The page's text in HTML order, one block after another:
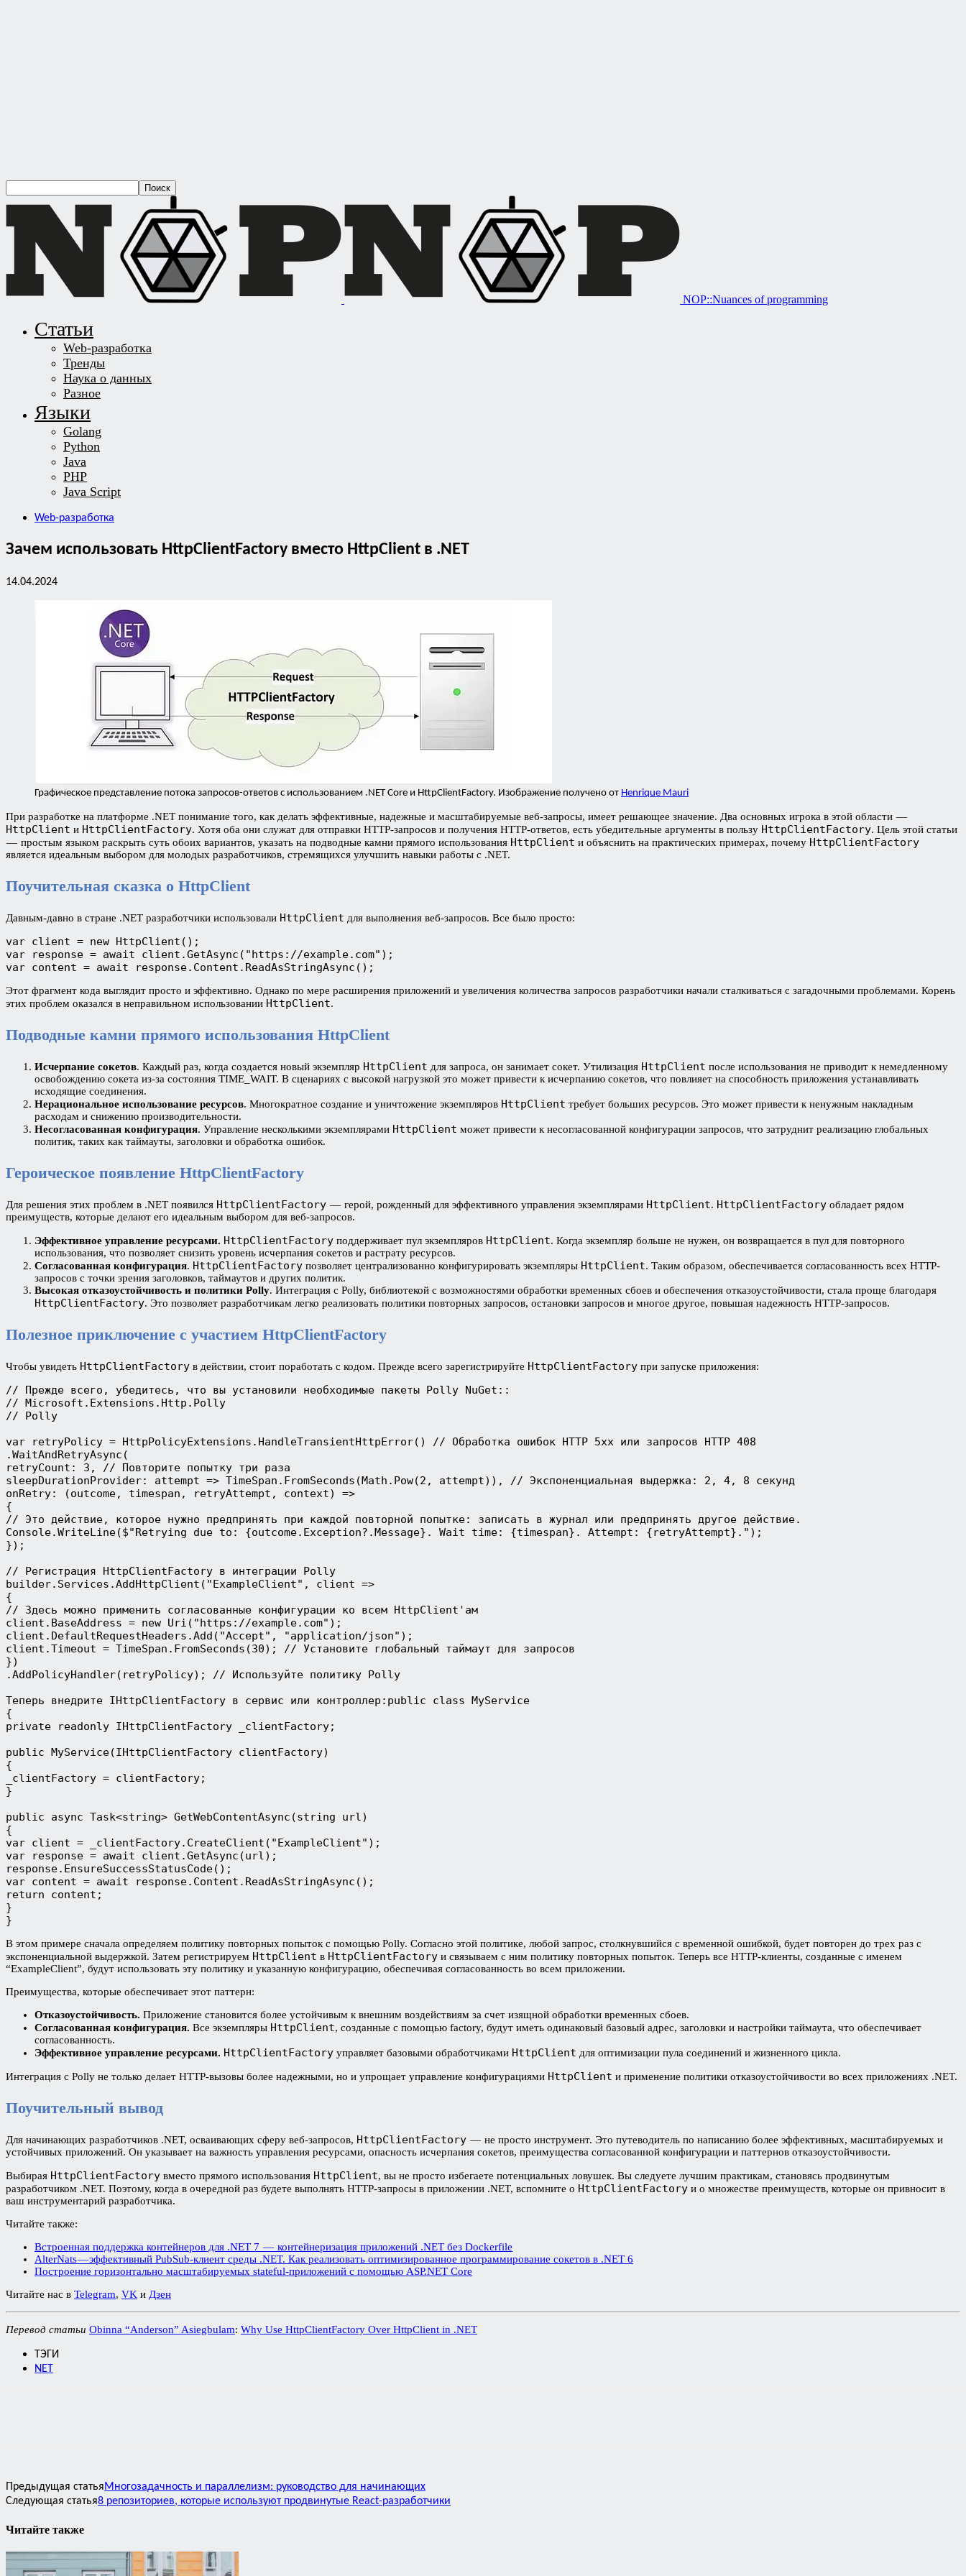
NOP::Nuances of programming
Статьи
Web-разработка
Тренды
Наука о данных
Разное
Языки
Golang
Python
Java
PHP
Java Script
Web-разработка
Зачем использовать HttpClientFactory вместо HttpClient в .NET
14.04.2024
Графическое представление потока запросов-ответов с использованием .NET Core и HttpClientFactory. Изображение получено от Henrique Mauri
При разработке на платформе .NET понимание того, как делать эффективные, надежные и масштабируемые веб-запросы, имеет решающее значение. Два основных игрока в этой области —
HttpClient и HttpClientFactory. Хотя оба они служат для отправки HTTP-запросов и получения HTTP-ответов, есть убедительные аргументы в пользу HttpClientFactory. Цель этой статьи
— простым языком раскрыть суть обоих вариантов, указать на подводные камни прямого использования HttpClient и объяснить на практических примерах, почему HttpClientFactory
является идеальным выбором для молодых разработчиков, стремящихся улучшить навыки работы с .NET.
Поучительная сказка о HttpClient
Давным-давно в стране .NET разработчики использовали HttpClient для выполнения веб-запросов. Все было просто:
var client = new HttpClient();
var response = await client.GetAsync("https://example.com");
var content = await response.Content.ReadAsStringAsync();
Этот фрагмент кода выглядит просто и эффективно. Однако по мере расширения приложений и увеличения количества запросов разработчики начали сталкиваться с загадочными проблемами. Корень
этих проблем оказался в неправильном использовании HttpClient.
Подводные камни прямого использования HttpClient
Исчерпание сокетов. Каждый раз, когда создается новый экземпляр HttpClient для запроса, он занимает сокет. Утилизация HttpClient после использования не приводит к немедленному
освобождению сокета из-за состояния TIME_WAIT. В сценариях с высокой нагрузкой это может привести к исчерпанию сокетов, что повлияет на способность приложения устанавливать
исходящие соединения.
Нерациональное использование ресурсов. Многократное создание и уничтожение экземпляров HttpClient требует больших ресурсов. Это может привести к ненужным накладным
расходам и снижению производительности.
Несогласованная конфигурация. Управление несколькими экземплярами HttpClient может привести к несогласованной конфигурации запросов, что затруднит реализацию глобальных
политик, таких как таймауты, заголовки и обработка ошибок.
Героическое появление HttpClientFactory
Для решения этих проблем в .NET появился HttpClientFactory — герой, рожденный для эффективного управления экземплярами HttpClient. HttpClientFactory обладает рядом
преимуществ, которые делают его идеальным выбором для веб-запросов.
Эффективное управление ресурсами. HttpClientFactory поддерживает пул экземпляров HttpClient. Когда экземпляр больше не нужен, он возвращается в пул для повторного
использования, что позволяет снизить уровень исчерпания сокетов и растрату ресурсов.
Согласованная конфигурация. HttpClientFactory позволяет централизованно конфигурировать экземпляры HttpClient. Таким образом, обеспечивается согласованность всех HTTP-
запросов с точки зрения заголовков, таймаутов и других политик.
Высокая отказоустойчивость и политики Polly. Интеграция с Polly, библиотекой с возможностями обработки временных сбоев и обеспечения отказоустойчивости, стала проще благодаря
HttpClientFactory. Это позволяет разработчикам легко реализовать политики повторных запросов, остановки запросов и многое другое, повышая надежность HTTP-запросов.
Полезное приключение с участием HttpClientFactory
Чтобы увидеть HttpClientFactory в действии, стоит поработать с кодом. Прежде всего зарегистрируйте HttpClientFactory при запуске приложения:
// Прежде всего, убедитесь, что вы установили необходимые пакеты Polly NuGet::
// Microsoft.Extensions.Http.Polly
// Polly
var retryPolicy = HttpPolicyExtensions.HandleTransientHttpError() // Обработка ошибок HTTP 5xx или запросов HTTP 408
.WaitAndRetryAsync(
retryCount: 3, // Повторите попытку три раза
sleepDurationProvider: attempt => TimeSpan.FromSeconds(Math.Pow(2, attempt)), // Экспоненциальная выдержка: 2, 4, 8 секунд
onRetry: (outcome, timespan, retryAttempt, context) =>
{
// Это действие, которое нужно предпринять при каждой повторной попытке: записать в журнал или предпринять другое действие.
Console.WriteLine($"Retrying due to: {outcome.Exception?.Message}. Wait time: {timespan}. Attempt: {retryAttempt}.");
});
// Регистрация HttpClientFactory в интеграции Polly
builder.Services.AddHttpClient("ExampleClient", client =>
{
// Здесь можно применить согласованные конфигурации ко всем HttpClient'ам
client.BaseAddress = new Uri("https://example.com");
client.DefaultRequestHeaders.Add("Accept", "application/json");
client.Timeout = TimeSpan.FromSeconds(30); // Установите глобальный таймаут для запросов
})
.AddPolicyHandler(retryPolicy); // Используйте политику Polly
Теперь внедрите IHttpClientFactory в сервис или контроллер:public class MyService
{
private readonly IHttpClientFactory _clientFactory;
public MyService(IHttpClientFactory clientFactory)
{
_clientFactory = clientFactory;
}
public async Task<string> GetWebContentAsync(string url)
{
var client = _clientFactory.CreateClient("ExampleClient");
var response = await client.GetAsync(url);
response.EnsureSuccessStatusCode();
var content = await response.Content.ReadAsStringAsync();
return content;
}
}
В этом примере сначала определяем политику повторных попыток с помощью Polly. Согласно этой политике, любой запрос, столкнувшийся с временной ошибкой, будет повторен до трех раз с
экспоненциальной выдержкой. Затем регистрируем HttpClient в HttpClientFactory и связываем с ним политику повторных попыток. Теперь все HTTP-клиенты, созданные с именем
“ExampleClient”, будут использовать эту политику и указанную конфигурацию, обеспечивая согласованность во всем приложении.
Преимущества, которые обеспечивает этот паттерн:
Отказоустойчивость. Приложение становится более устойчивым к внешним воздействиям за счет изящной обработки временных сбоев.
Согласованная конфигурация. Все экземпляры HttpClient, созданные с помощью factory, будут иметь одинаковый базовый адрес, заголовки и настройки таймаута, что обеспечивает
согласованность.
Эффективное управление ресурсами. HttpClientFactory управляет базовыми обработчиками HttpClient для оптимизации пула соединений и жизненного цикла.
Интеграция с Polly не только делает HTTP-вызовы более надежными, но и упрощает управление конфигурациями HttpClient и применение политики отказоустойчивости во всех приложениях .NET.
Поучительный вывод
Для начинающих разработчиков .NET, осваивающих сферу веб-запросов, HttpClientFactory — не просто инструмент. Это путеводитель по написанию более эффективных, масштабируемых и
устойчивых приложений. Он указывает на важность управления ресурсами, опасность исчерпания сокетов, преимущества согласованной конфигурации и паттернов отказоустойчивости.
Выбирая HttpClientFactory вместо прямого использования HttpClient, вы не просто избегаете потенциальных ловушек. Вы следуете лучшим практикам, становясь продвинутым
разработчиком .NET. Поэтому, когда в очередной раз будете выполнять HTTP-запросы в приложении .NET, вспомните о HttpClientFactory и о множестве преимуществ, которые он привносит в
ваш инструментарий разработчика.
Читайте также:
Встроенная поддержка контейнеров для .NET 7 — контейнеризация приложений .NET без Dockerfile
AlterNats — эффективный PubSub-клиент среды .NET. Как реализовать оптимизированное программирование сокетов в .NET 6
Построение горизонтально масштабируемых stateful-приложений с помощью ASP.NET Core
Читайте нас в Telegram, VK и Дзен
Перевод статьи Obinna “Anderson” Asiegbulam: Why Use HttpClientFactory Over HttpClient in .NET
ТЭГИ
NET
Предыдущая статьяМногозадачность и параллелизм: руководство для начинающих
Следующая статья8 репозиториев, которые используют продвинутые React-разработчики
Читайте также